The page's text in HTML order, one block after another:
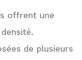
offrent une
de plusieurs